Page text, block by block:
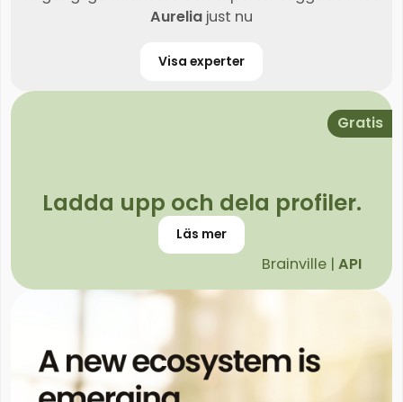
Aurelia just nu
Visa experter
Gratis
Ladda upp och dela profiler.
Läs mer
Brainville | API